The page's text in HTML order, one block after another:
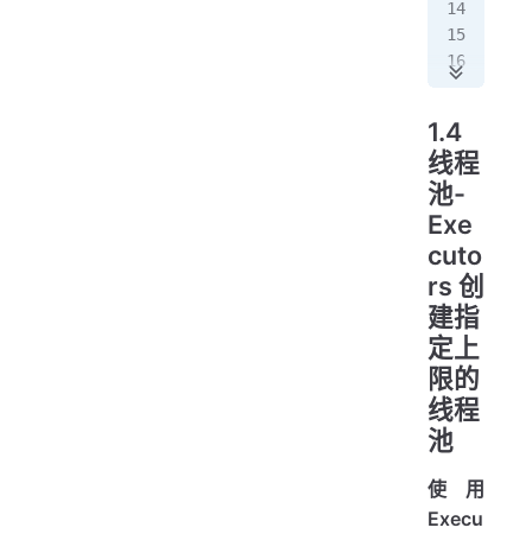
1.4
线程
池-
Exe
cuto
rs 创
建指
定上
限的
线程
池
使用
Execu